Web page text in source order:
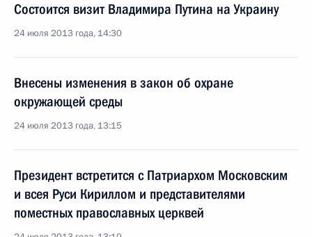
Состоится визит Владимира Путина на Украину
24 июля 2013 года, 14:30
Внесены изменения в закон об охране
окружающей среды
24 июля 2013 года, 13:15
Президент встретится с Патриархом Московским
и всея Руси Кириллом и представителями
поместных православных церквей